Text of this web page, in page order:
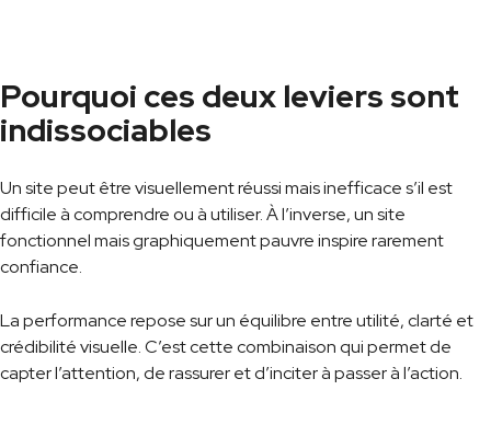
Pourquoi ces deux leviers sont
indissociables
Un site peut être visuellement réussi mais inefficace s’il est
difficile à comprendre ou à utiliser. À l’inverse, un site
fonctionnel mais graphiquement pauvre inspire rarement
confiance.
La performance repose sur un équilibre entre utilité, clarté et
crédibilité visuelle. C’est cette combinaison qui permet de
capter l’attention, de rassurer et d’inciter à passer à l’action.